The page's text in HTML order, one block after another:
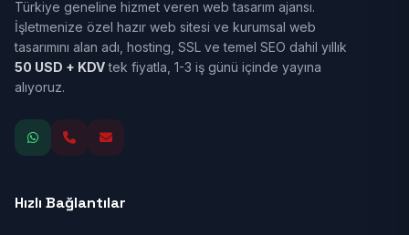
Türkiye geneline hizmet veren web tasarım ajansı.
İşletmenize özel hazır web sitesi ve kurumsal web
tasarımını alan adı, hosting, SSL ve temel SEO dahil yıllık
50 USD + KDVtek fiyatla, 1-3 iş günü içinde yayına
alıyoruz.
Hızlı Bağlantılar